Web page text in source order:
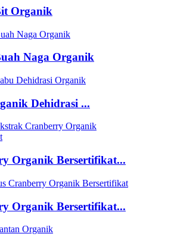
Organik
Naga Organik
Dehidrasi ...
Organik Bersertifikat...
Organik Bersertifikat...